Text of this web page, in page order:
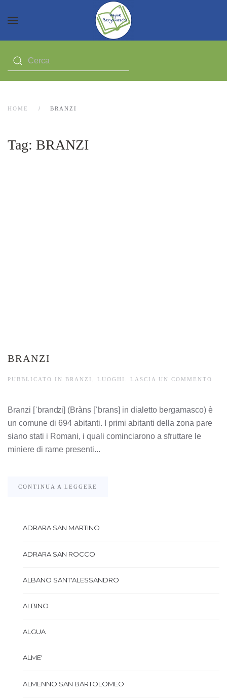
HOME BRANZI
Tag: BRANZI
BRANZI
PUBBLICATO IN BRANZI , LUOGHI . LASCIA UN COMMENTO
Branzi [ˈbranʣi] (Bràns [ˈbɾans] in dialetto bergamasco) è
un comune di 694 abitanti. I primi abitanti della zona pare
siano stati i Romani, i quali cominciarono a sfruttare le
miniere di rame presenti...
CONTINUA A LEGGERE
ADRARA SAN MARTINO
ADRARA SAN ROCCO
ALBANO SANT'ALESSANDRO
ALBINO
ALGUA
ALME'
ALMENNO SAN BARTOLOMEO